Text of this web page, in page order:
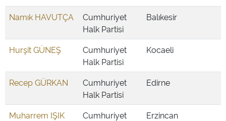
Namık HAVUTÇA
Cumhuriyet
Halk Partisi
Balıkesir
Hurşit GÜNEŞ
Cumhuriyet
Halk Partisi
Kocaeli
Recep GÜRKAN
Cumhuriyet
Halk Partisi
Edirne
Muharrem IŞIK
Cumhuriyet
Erzincan